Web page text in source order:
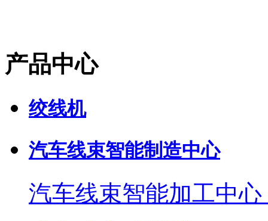
产品中心
绞线机
汽车线束智能制造中心
汽车线束智能加工中